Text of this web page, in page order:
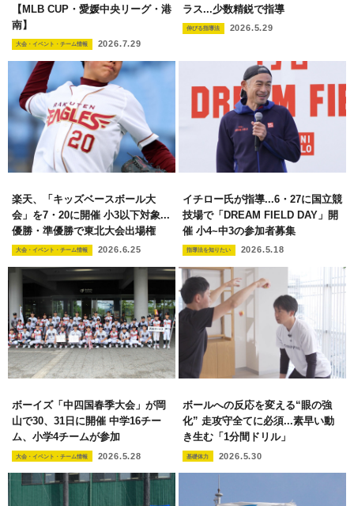
【MLB CUP・愛媛中央リーグ・港
南】
大会・イベント・チーム情報 2026.7.29
ラス...少数精鋭で指導
伸びる指導法 2026.5.29
楽天、「キッズベースボール大
会」を7・20に開催 小3以下対象...
優勝・準優勝で東北大会出場権
大会・イベント・チーム情報 2026.6.25
イチロー氏が指導...6・27に国立競
技場で「DREAM FIELD DAY」開
催 小4~中3の参加者募集
指導法を知りたい 2026.5.18
ボーイズ「中四国春季大会」が岡
山で30、31日に開催 中学16チー
ム、小学4チームが参加
大会・イベント・チーム情報 2026.5.28
ボールへの反応を変える“眼の強
化” 走攻守全てに必須...素早い動
き生む「1分間ドリル」
基礎体力 2026.5.30